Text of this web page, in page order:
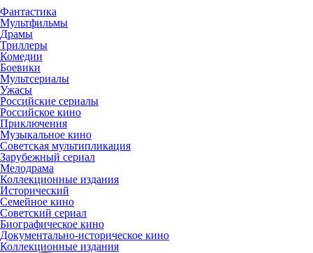
Фантастика
Мультфильмы
Драмы
Триллеры
Комедии
Боевики
Мультсериалы
Ужасы
Российские сериалы
Российское кино
Приключения
Музыкальное кино
Советская мультипликация
Зарубежный сериал
Мелодрама
Коллекционные издания
Исторический
Семейное кино
Советский сериал
Биографическое кино
Документально-историческое кино
Коллекционные издания